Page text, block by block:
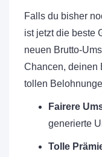
Falls du bisher
ist jetzt die beste
neuen Brutto-
Chancen, deinen
tollen
Fairere
generierte
Tolle